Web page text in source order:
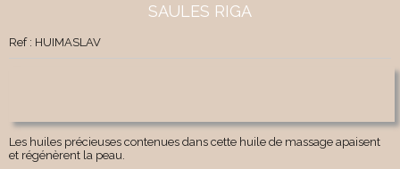
SAULES RIGA
Ref : HUIMASLAV
Les huiles précieuses contenues dans cette huile de massage apaisent
et régénèrent la peau.